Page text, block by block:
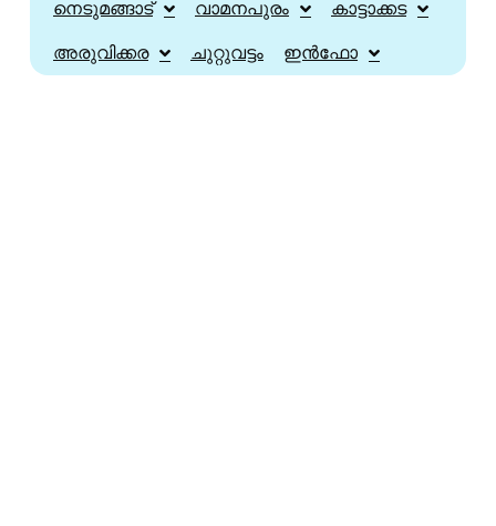
നെടുമങ്ങാട് വാമനപുരം കാട്ടാക്കട
അരുവിക്കര ചുറ്റുവട്ടം ഇൻഫോ